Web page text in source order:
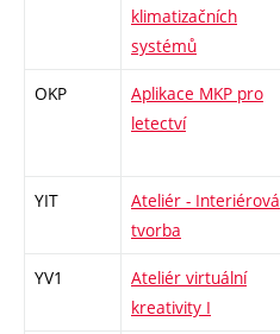
klimatizačních
systémů
OKP
Aplikace MKP pro
letectví
YIT
Ateliér - Interiérová
tvorba
YV1
Ateliér virtuální
kreativity I